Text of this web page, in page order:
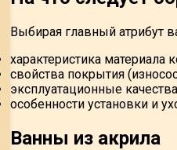
Выбирая главный атрибут
характеристика материала
свойства покрытия
эксплуатационные
особенности установки и
Ванны из акрила